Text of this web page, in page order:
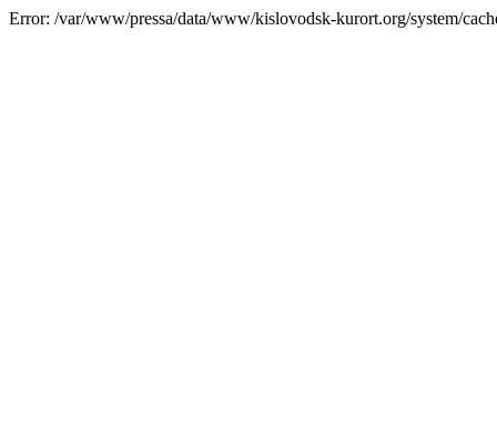
Error: /var/www/pressa/data/www/kislovodsk-kurort.org/system/